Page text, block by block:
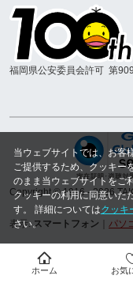
福岡県公安委員会許可 第
ホーム お気
Copyright © 1916- 2026
表示:スマートフォン パソ
当ウェブサイトでは、お客
ご提供するため、クッキー
のまま当ウェブサイトをご
クッキーの利用に同意いた
す。 詳細についてはクッキ
さい。